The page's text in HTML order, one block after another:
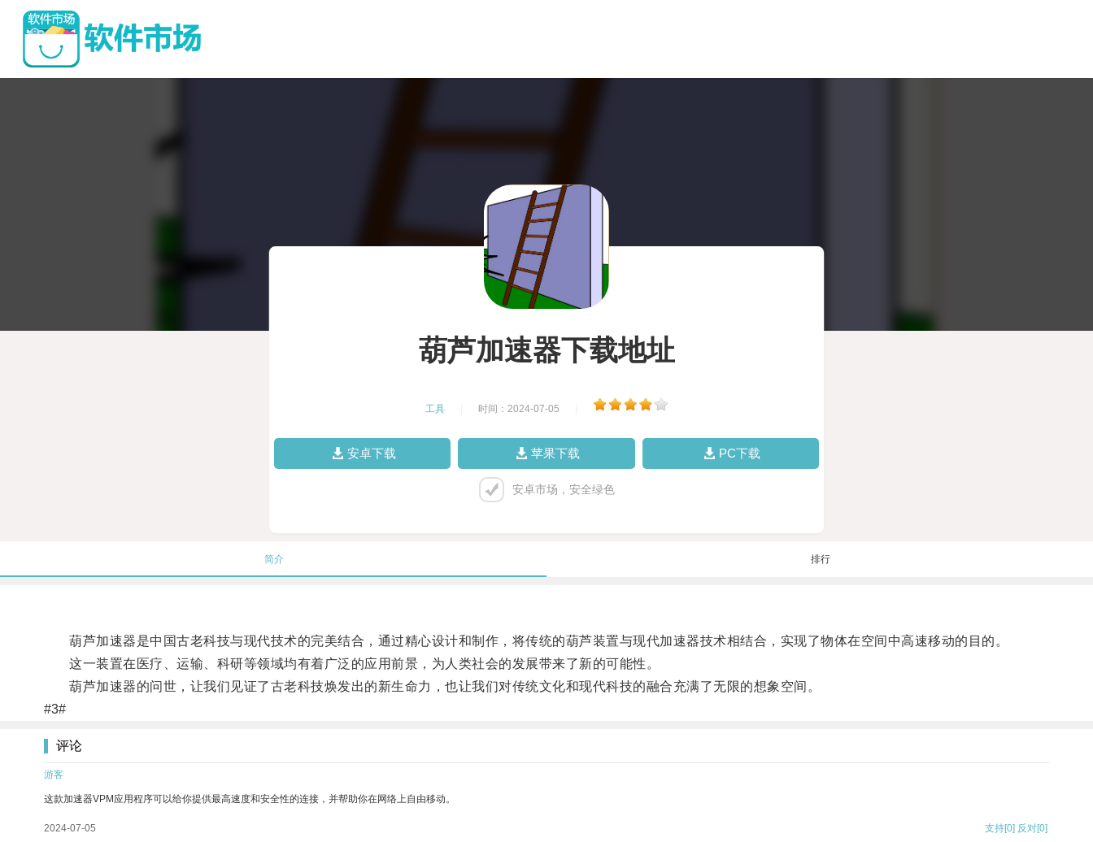
葫芦加速器下载地址
工具 时间：2024-07-05
安卓下载 苹果下载 PC下载
安卓市场，安全绿色
简介 排行
葫芦加速器是中国古老科技与现代技术的完美结合，通过精心设计和制作，将传统的葫芦装置与现代加速器技术相结合，实现了物体在空间中高速移动的目的。
这一装置在医疗、运输、科研等领域均有着广泛的应用前景，为人类社会的发展带来了新的可能性。
葫芦加速器的问世，让我们见证了古老科技焕发出的新生命力，也让我们对传统文化和现代科技的融合充满了无限的想象空间。
#3#
评论
游客
这款加速器VPM应用程序可以给你提供最高速度和安全性的连接，并帮助你在网络上自由移动。
2024-07-05 支持[0] 反对[0]